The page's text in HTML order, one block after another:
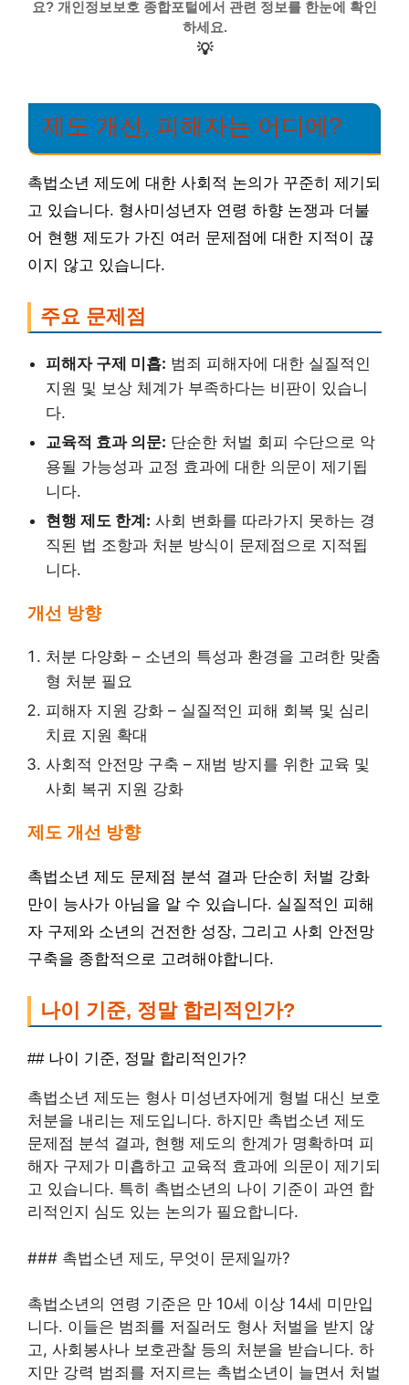
요? 개인정보보호 종합포털에서 관련 정보를 한눈에 확인
하세요.
💡
제도 개선, 피해자는 어디에?
촉법소년 제도에 대한 사회적 논의가 꾸준히 제기되
고 있습니다. 형사미성년자 연령 하향 논쟁과 더불
어 현행 제도가 가진 여러 문제점에 대한 지적이 끊
이지 않고 있습니다.
주요 문제점
피해자 구제 미흡: 범죄 피해자에 대한 실질적인
지원 및 보상 체계가 부족하다는 비판이 있습니
다.
교육적 효과 의문: 단순한 처벌 회피 수단으로 악
용될 가능성과 교정 효과에 대한 의문이 제기됩
니다.
현행 제도 한계: 사회 변화를 따라가지 못하는 경
직된 법 조항과 처분 방식이 문제점으로 지적됩
니다.
개선 방향
처분 다양화 – 소년의 특성과 환경을 고려한 맞춤
형 처분 필요
피해자 지원 강화 – 실질적인 피해 회복 및 심리
치료 지원 확대
사회적 안전망 구축 – 재범 방지를 위한 교육 및
사회 복귀 지원 강화
제도 개선 방향
촉법소년 제도 문제점 분석 결과 단순히 처벌 강화
만이 능사가 아님을 알 수 있습니다. 실질적인 피해
자 구제와 소년의 건전한 성장, 그리고 사회 안전망
구축을 종합적으로 고려해야합니다.
나이 기준, 정말 합리적인가?
## 나이 기준, 정말 합리적인가?
촉법소년 제도는 형사 미성년자에게 형벌 대신 보호
처분을 내리는 제도입니다. 하지만 촉법소년 제도
문제점 분석 결과, 현행 제도의 한계가 명확하며 피
해자 구제가 미흡하고 교육적 효과에 의문이 제기되
고 있습니다. 특히 촉법소년의 나이 기준이 과연 합
리적인지 심도 있는 논의가 필요합니다.
### 촉법소년 제도, 무엇이 문제일까?
촉법소년의 연령 기준은 만 10세 이상 14세 미만입
니다. 이들은 범죄를 저질러도 형사 처벌을 받지 않
고, 사회봉사나 보호관찰 등의 처분을 받습니다. 하
지만 강력 범죄를 저지르는 촉법소년이 늘면서 처벌